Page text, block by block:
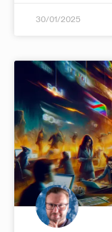
30/01/2025